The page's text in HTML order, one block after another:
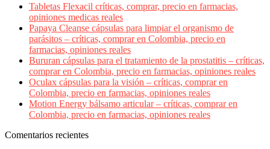
Tabletas Flexacil críticas, comprar, precio en farmacias,
opiniones medicas reales
Papaya Cleanse cápsulas para limpiar el organismo de
parásitos – críticas, comprar en Colombia, precio en
farmacias, opiniones reales
Bururan cápsulas para el tratamiento de la prostatitis – críticas,
comprar en Colombia, precio en farmacias, opiniones reales
Oculax cápsulas para la visión – críticas, comprar en
Colombia, precio en farmacias, opiniones reales
Motion Energy bálsamo articular – críticas, comprar en
Colombia, precio en farmacias, opiniones reales
Comentarios recientes